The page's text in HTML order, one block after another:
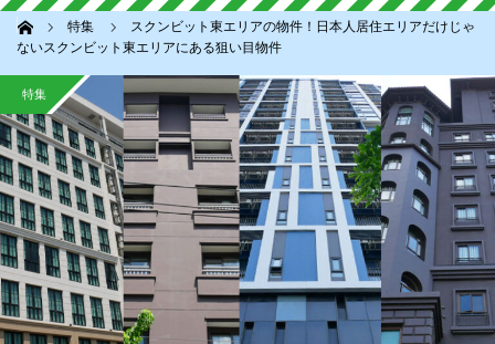
ホーム 特集
スクンビット東エリアの物件！日本人居住エリアだけじゃ
ないスクンビット東エリアにある狙い目物件
特集